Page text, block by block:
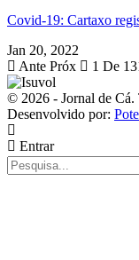
Covid-19: Cartaxo
Jan 20, 2022
Ante Próx 1 De
© 2026 - Jornal de Cá.
Desenvolvido por:
Entrar